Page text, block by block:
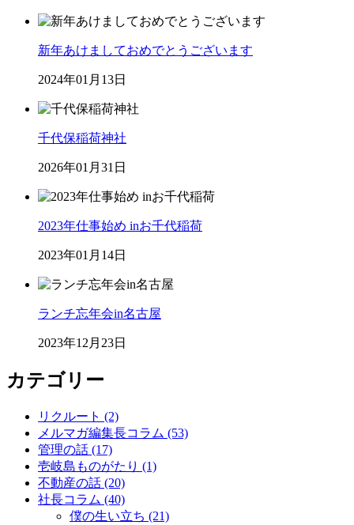
新年あけましておめでとうございます
2024年01月13日
千代保稲荷神社
2026年01月31日
2023年仕事始め inお千代稲荷
2023年01月14日
ランチ忘年会in名古屋
2023年12月23日
カテゴリー
リクルート (2)
メルマガ編集長コラム (53)
管理の話 (17)
壱岐島ものがたり (1)
不動産の話 (20)
社長コラム (40)
僕の生い立ち (21)